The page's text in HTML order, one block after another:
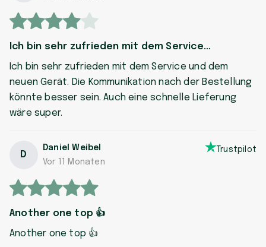
Ich bin sehr zufrieden mit dem Service…
Ich bin sehr zufrieden mit dem Service und dem
neuen Gerät. Die Kommunikation nach der Bestellung
könnte besser sein. Auch eine schnelle Lieferung
wäre super.
D
Daniel Weibel
Vor 11 Monaten
Trustpilot
Another one top 👍
Another one top 👍